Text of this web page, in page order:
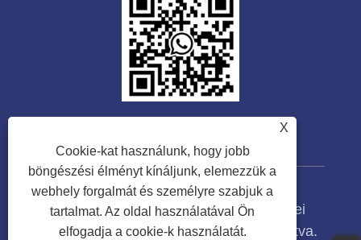
Copyright © 2023 Guangdong Tongwei
Machinery Co., Ltd. Minden jog fenntartva.
X
Cookie-kat használunk, hogy jobb
böngészési élményt kínáljunk, elemezzük a
webhely forgalmát és személyre szabjuk a
tartalmat. Az oldal használatával Ön
elfogadja a cookie-k használatát.